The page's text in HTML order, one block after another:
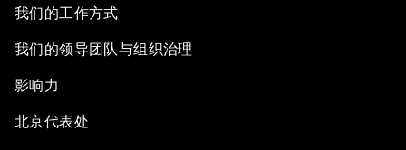
我们的工作方式
我们的领导团队与组织治理
影响力
北京代表处